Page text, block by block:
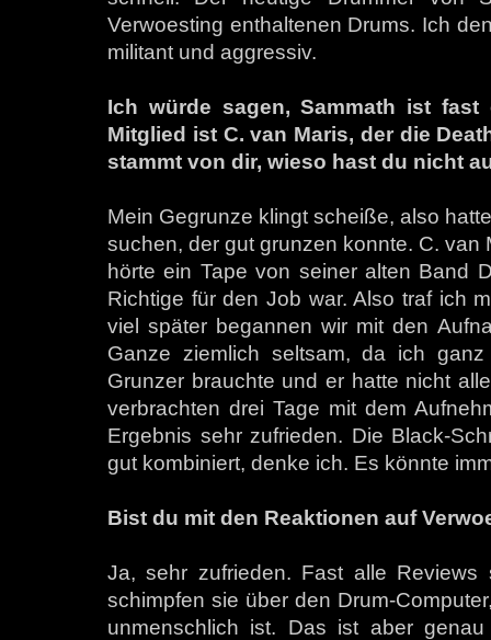
Verwoesting enthaltenen Drums. Ich
militant und aggressiv.
Ich würde sagen, Sammath ist fast
Mitglied ist C. van Maris, der die
stammt von dir, wieso hast du nicht
Mein Gegrunze klingt scheiße, also
suchen, der gut grunzen konnte. C. van
hörte ein Tape von seiner alten Band
Richtige für den Job war. Also traf ich
viel später begannen wir mit den
Ganze ziemlich seltsam, da ich
Grunzer brauchte und er hatte nicht
verbrachten drei Tage mit dem
Ergebnis sehr zufrieden. Die Black-
gut kombiniert, denke ich. Es könnte
Bist du mit den Reaktionen auf
Ja, sehr zufrieden. Fast alle
schimpfen sie über den Drum-
unmenschlich ist. Das ist aber